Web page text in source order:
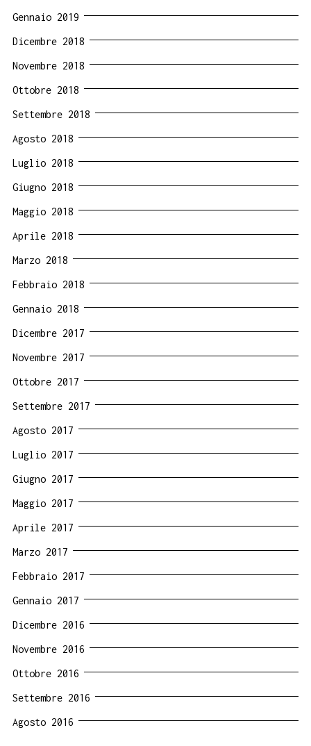
Gennaio 2019
Dicembre 2018
Novembre 2018
Ottobre 2018
Settembre 2018
Agosto 2018
Luglio 2018
Giugno 2018
Maggio 2018
Aprile 2018
Marzo 2018
Febbraio 2018
Gennaio 2018
Dicembre 2017
Novembre 2017
Ottobre 2017
Settembre 2017
Agosto 2017
Luglio 2017
Giugno 2017
Maggio 2017
Aprile 2017
Marzo 2017
Febbraio 2017
Gennaio 2017
Dicembre 2016
Novembre 2016
Ottobre 2016
Settembre 2016
Agosto 2016